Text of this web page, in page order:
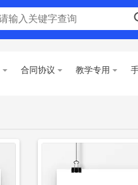
合同协议 教学专用
立即下